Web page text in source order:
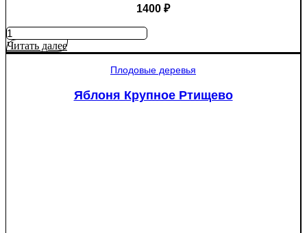
1400 ₽
Количество
товара
Яблоня
Читать далее
Плодовые деревья
Яблоня Крупное Ртищево